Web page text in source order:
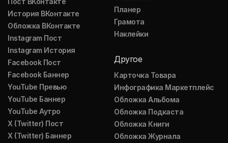
История ВКонтакте
Обложка ВКонтакте
Instagram Пост
Instagram История
Facebook Пост
Facebook Баннер
YouTube Превью
YouTube Баннер
YouTube Аутро
X (Twitter) Пост
X (Twitter) Баннер
Планер
Грамота
Наклейки
Другое
Карточка Товара
Инфографика Маркетплейс
Обложка Альбома
Обложка Подкаста
Обложка Книги
Обложка Журнала